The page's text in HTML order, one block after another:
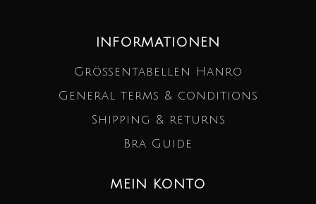
INFORMATIONEN
Größentabellen Hanro
General terms & conditions
Shipping & returns
Bra Guide
MEIN KONTO